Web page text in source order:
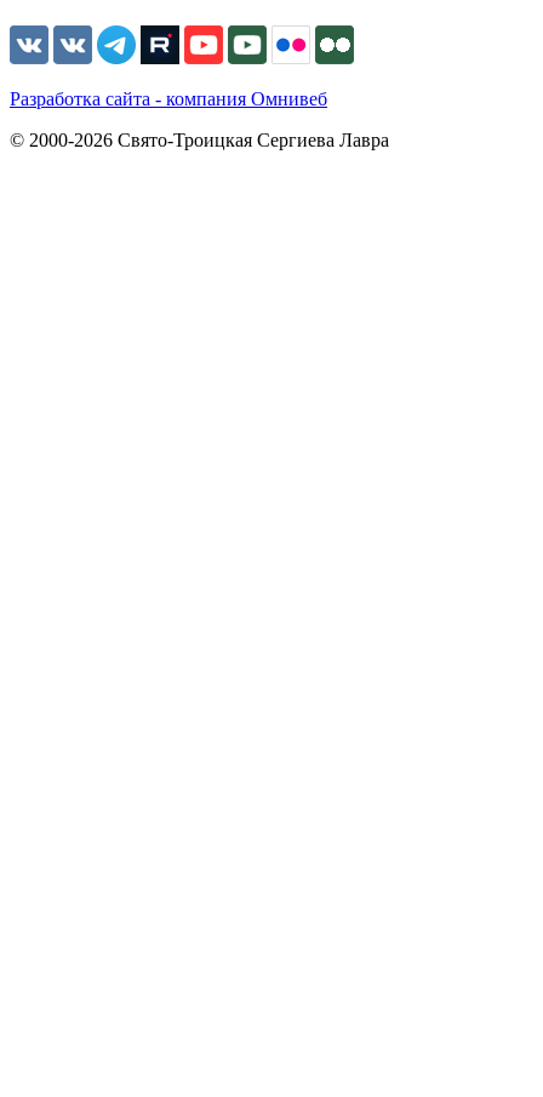
Разработка сайта - компания Омнивеб
© 2000-2026 Свято-Троицкая Сергиева Лавра